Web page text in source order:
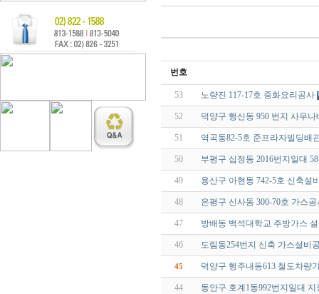
번호
53 노량진 117-17호 중화요리공사
52 덕양구 행신동 950 번지 사우나
51 역곡동82-5호 준프라자빌딩배
50 부평구 십정동 2016번지일대
49 용산구 아현동 742-5호 신축설
48 은평구 신사동 300-70호 가스공
47 방배동 백석대학교 주방가스
46 도림동254번지 신축 가스설비
45 덕양구 행주내동613 철도차량
44 동안구 호계1동992번지일대